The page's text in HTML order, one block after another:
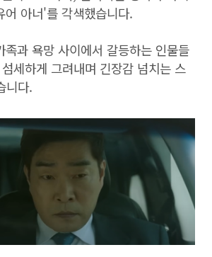
어 아너'를 각색했습니다.
족과 욕망 사이에서 갈등하는 인물들
세하게 그려내며 긴장감 넘치는 스
니다.